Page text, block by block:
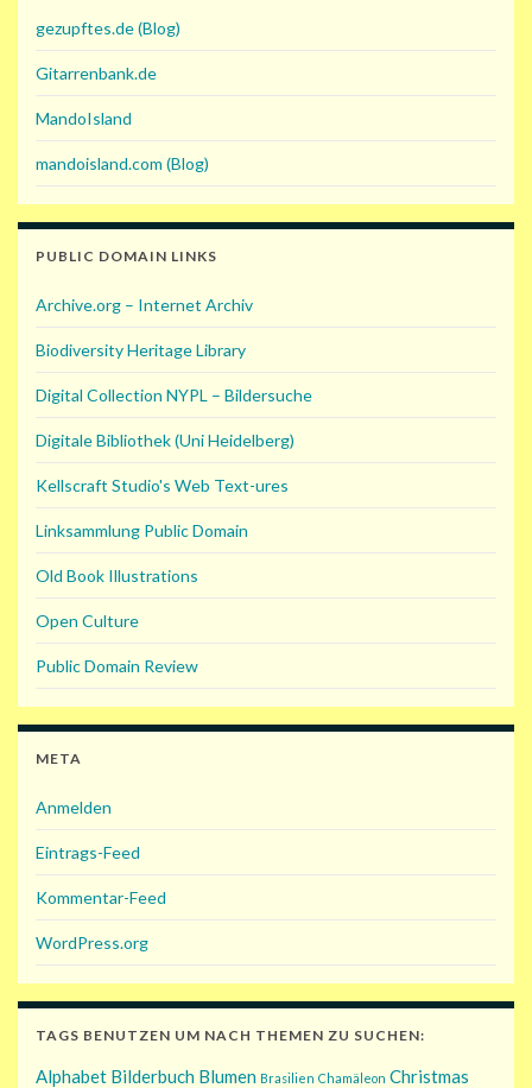
gezupftes.de (Blog)
Gitarrenbank.de
MandoIsland
mandoisland.com (Blog)
PUBLIC DOMAIN LINKS
Archive.org – Internet Archiv
Biodiversity Heritage Library
Digital Collection NYPL – Bildersuche
Digitale Bibliothek (Uni Heidelberg)
Kellscraft Studio's Web Text-ures
Linksammlung Public Domain
Old Book Illustrations
Open Culture
Public Domain Review
META
Anmelden
Eintrags-Feed
Kommentar-Feed
WordPress.org
TAGS BENUTZEN UM NACH THEMEN ZU SUCHEN:
Alphabet Bilderbuch Blumen Brasilien Chamäleon Christmas